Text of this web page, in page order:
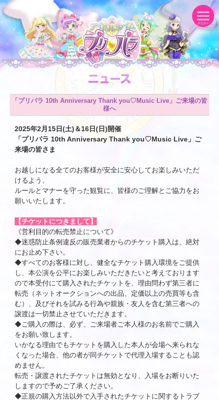
「プリパラ 10th Anniversary Thank you♡Music Live」ご来場の皆
様へ
2025年2月15日(土)＆16日(日)開催
「プリパラ 10th Anniversary Thank you♡Music Live」ご
来場の皆さま
お越しになる全てのお客様が安全に安心してお楽しみいただ
けるよう、
ルールとマナーを守った観覧に、皆様のご理解とご協力をお
願いいたします。
【チケットにつきまして】
《営利目的の転売禁止について》
◆迷惑防止条例違反の販売業者からのチケット購入は、絶対
にお止め下さい。
◆すべてのお客様に対し、健全なチケット購入環境をご提供
し、本公演を公平にお楽しみいただきたいと考えております
ので本受付にて購入されたチケットを、理由問わず第三者に
転売（ネットオークションへの出品、定価以上の売買等も含
む）、及びそれを試みる行為や親族・友人を含む第三者への
譲渡は一切禁止させていただきます。
◆ご購入の際は、必ず、ご来場者ご本人様のお名前でご購入
をお願い致します。
いかなる理由でもチケットを購入した本人が会場へ来られな
くなった場合、他の者が同チケットで代理入場することも認
めません。
転売・譲渡されたチケットは無効となり、入場をお断りいた
しますので予めご了承ください。
◆正規の購入方法以外で入手されたチケットに関するトラブ